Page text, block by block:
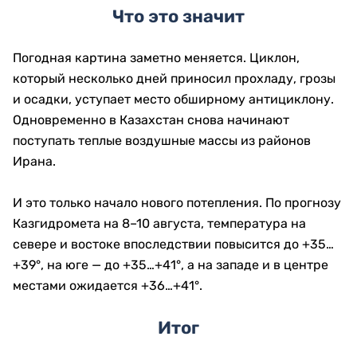
Что это значит
Погодная картина заметно меняется. Циклон,
который несколько дней приносил прохладу, грозы
и осадки, уступает место обширному антициклону.
Одновременно в Казахстан снова начинают
поступать теплые воздушные массы из районов
Ирана.
И это только начало нового потепления. По прогнозу
Казгидромета на 8–10 августа, температура на
севере и востоке впоследствии повысится до +35…
+39°, на юге — до +35…+41°, а на западе и в центре
местами ожидается +36…+41°.
Итог